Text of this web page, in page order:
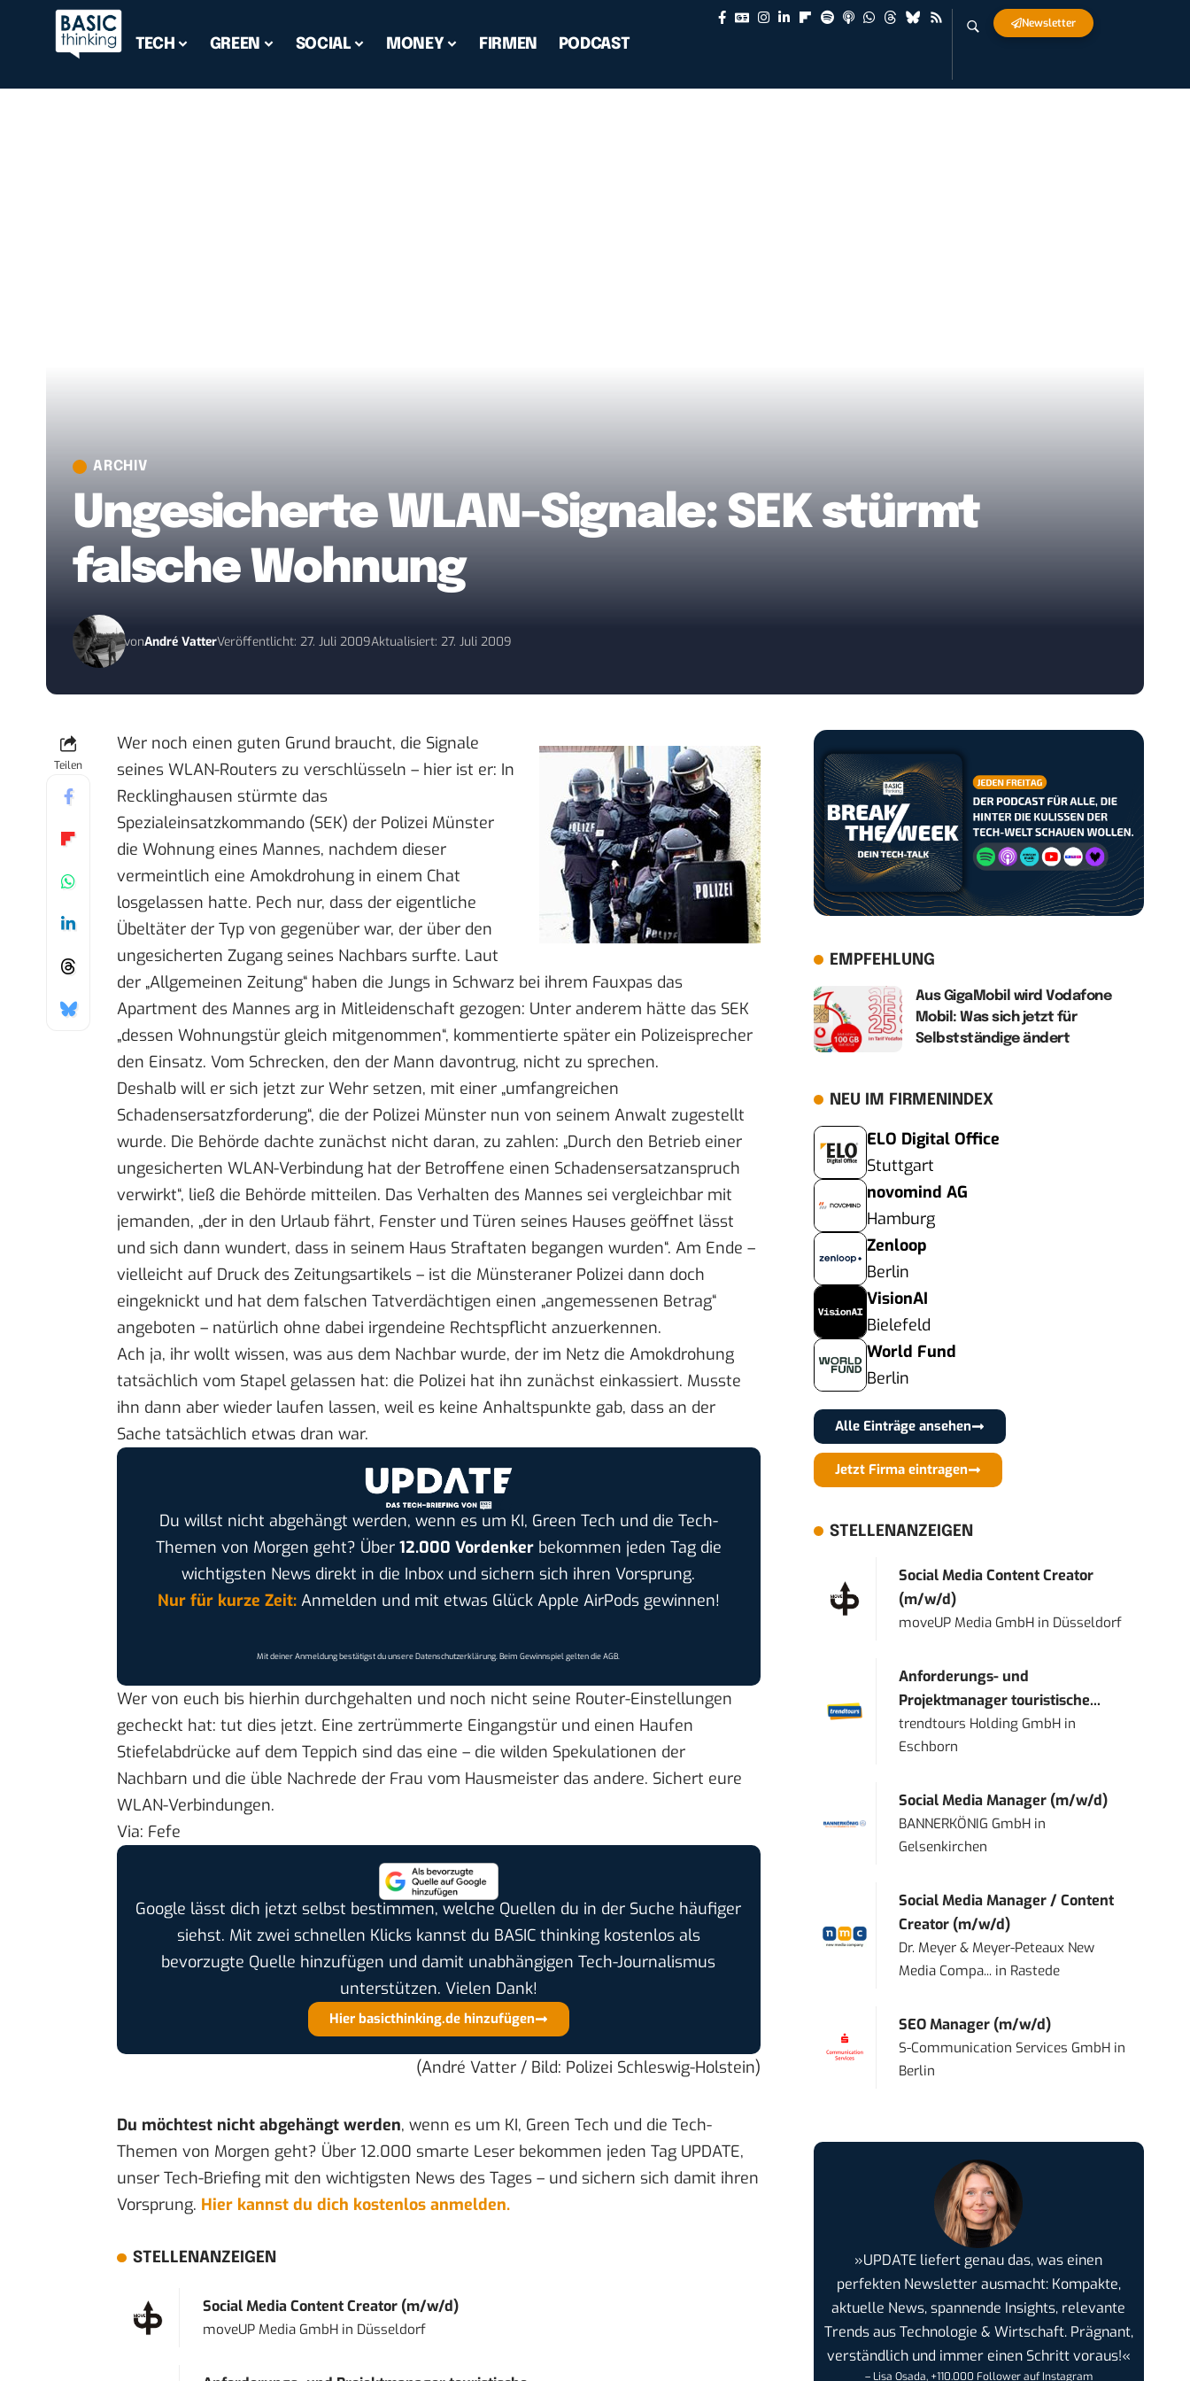
TECH GREEN SOCIAL MONEY FIRMEN PODCAST
Newsletter
ARCHIV
Ungesicherte WLAN-Signale: SEK stürmt
falsche Wohnung
vonAndré VatterVeröffentlicht: 27. Juli 2009Aktualisiert: 27. Juli 2009
Teilen
Wer noch einen guten Grund braucht, die Signale
seines WLAN-Routers zu verschlüsseln – hier ist er: In
Recklinghausen stürmte das
Spezialeinsatzkommando (SEK) der Polizei Münster
die Wohnung eines Mannes, nachdem dieser
vermeintlich eine Amokdrohung in einem Chat
losgelassen hatte. Pech nur, dass der eigentliche
Übeltäter der Typ von gegenüber war, der über den
ungesicherten Zugang seines Nachbars surfte. Laut
der „Allgemeinen Zeitung“ haben die Jungs in Schwarz bei ihrem Fauxpas das
Apartment des Mannes arg in Mitleidenschaft gezogen: Unter anderem hätte das SEK
„dessen Wohnungstür gleich mitgenommen“, kommentierte später ein Polizeisprecher
den Einsatz. Vom Schrecken, den der Mann davontrug, nicht zu sprechen.
Deshalb will er sich jetzt zur Wehr setzen, mit einer „umfangreichen
Schadensersatzforderung“, die der Polizei Münster nun von seinem Anwalt zugestellt
wurde. Die Behörde dachte zunächst nicht daran, zu zahlen: „Durch den Betrieb einer
ungesicherten WLAN-Verbindung hat der Betroffene einen Schadensersatzanspruch
verwirkt“, ließ die Behörde mitteilen. Das Verhalten des Mannes sei vergleichbar mit
jemanden, „der in den Urlaub fährt, Fenster und Türen seines Hauses geöffnet lässt
und sich dann wundert, dass in seinem Haus Straftaten begangen wurden“. Am Ende –
vielleicht auf Druck des Zeitungsartikels – ist die Münsteraner Polizei dann doch
eingeknickt und hat dem falschen Tatverdächtigen einen „angemessenen Betrag“
angeboten – natürlich ohne dabei irgendeine Rechtspflicht anzuerkennen.
Ach ja, ihr wollt wissen, was aus dem Nachbar wurde, der im Netz die Amokdrohung
tatsächlich vom Stapel gelassen hat: die Polizei hat ihn zunächst einkassiert. Musste
ihn dann aber wieder laufen lassen, weil es keine Anhaltspunkte gab, dass an der
Sache tatsächlich etwas dran war.
Du willst nicht abgehängt werden, wenn es um KI, Green Tech und die Tech-
Themen von Morgen geht? Über 12.000 Vordenkerbekommen jeden Tag die
wichtigsten News direkt in die Inbox und sichern sich ihren Vorsprung.
Nur für kurze Zeit:Anmelden und mit etwas Glück Apple AirPods gewinnen!
Mit deiner Anmeldung bestätigst du unsereDatenschutzerklärung. Beim Gewinnspiel gelten dieAGB.
Wer von euch bis hierhin durchgehalten und noch nicht seine Router-Einstellungen
gecheckt hat: tut dies jetzt. Eine zertrümmerte Eingangstür und einen Haufen
Stiefelabdrücke auf dem Teppich sind das eine – die wilden Spekulationen der
Nachbarn und die üble Nachrede der Frau vom Hausmeister das andere. Sichert eure
WLAN-Verbindungen.
Via: Fefe
Google lässt dich jetzt selbst bestimmen, welche Quellen du in der Suche häufiger
siehst. Mit zwei schnellen Klicks kannst du BASIC thinking kostenlos als
bevorzugte Quelle hinzufügen und damit unabhängigen Tech-Journalismus
unterstützen. Vielen Dank!
Hier basicthinking.de hinzufügen
(André Vatter / Bild: Polizei Schleswig-Holstein)
Du möchtest nicht abgehängt werden, wenn es um KI, Green Tech und die Tech-
Themen von Morgen geht? Über 12.000 smarte Leser bekommen jeden Tag UPDATE,
unser Tech-Briefing mit den wichtigsten News des Tages – und sichern sich damit ihren
Vorsprung. Hier kannst du dich kostenlos anmelden.
STELLENANZEIGEN
Social Media Content Creator (m/w/d)
moveUP Media GmbHin Düsseldorf
EMPFEHLUNG
Aus GigaMobil wird Vodafone
Mobil: Was sich jetzt für
Selbstständige ändert
NEU IM FIRMENINDEX
ELO Digital Office
Stuttgart
novomind AG
Hamburg
Zenloop
Berlin
VisionAI
Bielefeld
World Fund
Berlin
Alle Einträge ansehen
Jetzt Firma eintragen
STELLENANZEIGEN
Social Media Content Creator
(m/w/d)
moveUP Media GmbH in Düsseldorf
Anforderungs- und
Projektmanager touristische...
trendtours Holding GmbH in
Eschborn
Social Media Manager (m/w/d)
BANNERKÖNIG GmbH in
Gelsenkirchen
Social Media Manager / Content
Creator (m/w/d)
Dr. Meyer & Meyer-Peteaux New
Media Compa... in Rastede
SEO Manager (m/w/d)
S-Communication Services GmbH in
Berlin
»UPDATE liefert genau das, was einen
perfekten Newsletter ausmacht: Kompakte,
aktuelle News, spannende Insights, relevante
Trends aus Technologie & Wirtschaft. Prägnant,
verständlich und immer einen Schritt voraus!«
– Lisa Osada, +110.000 Follower auf Instagram